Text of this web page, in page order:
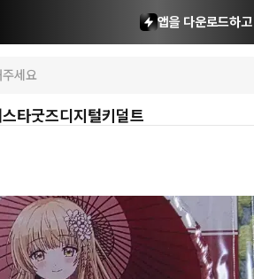
앱을 다운로드하
스타굿즈디지털키덜트